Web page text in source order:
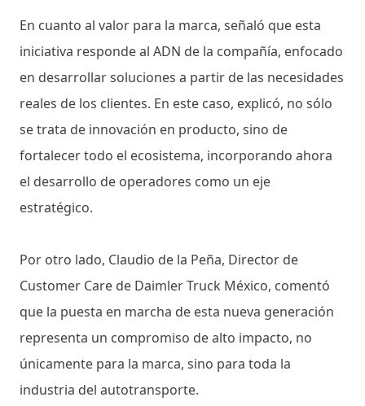
En cuanto al valor para la marca, señaló que esta
iniciativa responde al ADN de la compañía, enfocado
en desarrollar soluciones a partir de las necesidades
reales de los clientes. En este caso, explicó, no sólo
se trata de innovación en producto, sino de
fortalecer todo el ecosistema, incorporando ahora
el desarrollo de operadores como un eje
estratégico.
Por otro lado, Claudio de la Peña, Director de
Customer Care de Daimler Truck México, comentó
que la puesta en marcha de esta nueva generación
representa un compromiso de alto impacto, no
únicamente para la marca, sino para toda la
industria del autotransporte.